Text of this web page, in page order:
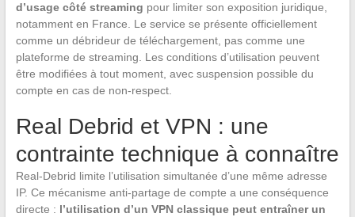
d’usage côté streaming pour limiter son exposition juridique,
notamment en France. Le service se présente officiellement
comme un débrideur de téléchargement, pas comme une
plateforme de streaming. Les conditions d’utilisation peuvent
être modifiées à tout moment, avec suspension possible du
compte en cas de non-respect.
Real Debrid et VPN : une
contrainte technique à connaître
Real-Debrid limite l’utilisation simultanée d’une même adresse
IP. Ce mécanisme anti-partage de compte a une conséquence
directe : l’utilisation d’un VPN classique peut entraîner un